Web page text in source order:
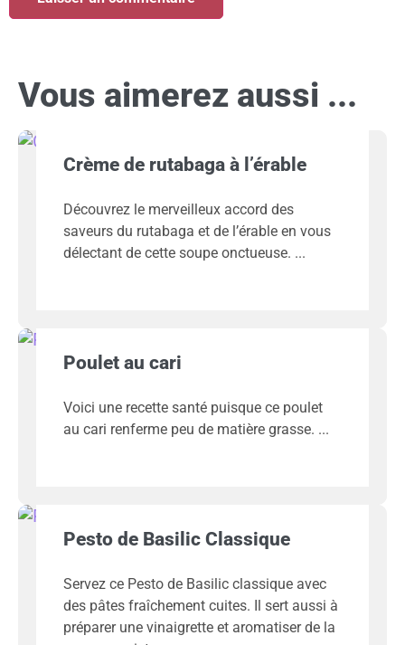
Vous aimerez aussi ...
Crème de rutabaga à l’érable
Découvrez le merveilleux accord des
saveurs du rutabaga et de l’érable en vous
délectant de cette soupe onctueuse.
Poulet au cari
Voici une recette santé puisque ce poulet
au cari renferme peu de matière grasse.
Pesto de Basilic Classique
Servez ce Pesto de Basilic classique avec
des pâtes fraîchement cuites. Il sert aussi à
préparer une vinaigrette et aromatiser de la